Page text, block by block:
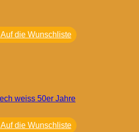
Auf die Wunschliste
Auf die Wunschliste